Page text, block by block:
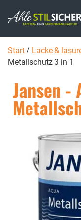
Start / Lacke &
Metallschutz 3 in 1
Jansen -